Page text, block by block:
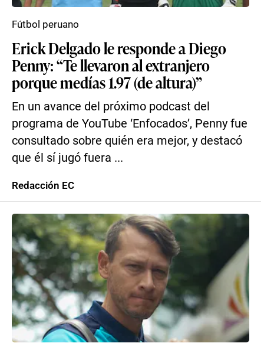
Erick Delgado le responde a Diego
Penny: “Te llevaron al extranjero
porque medías 1.97 (de altura)”
En un avance del próximo podcast del
programa de YouTube ‘Enfocados’, Penny fue
consultado sobre quién era mejor, y destacó
que él sí jugó fuera ...
Fútbol peruano
Redacción EC